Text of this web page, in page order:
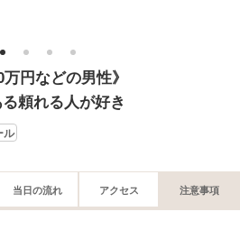
1 2 3 4
円などの男性》
頼れる人が好き
ル
当日の流れ アクセス 注意事項